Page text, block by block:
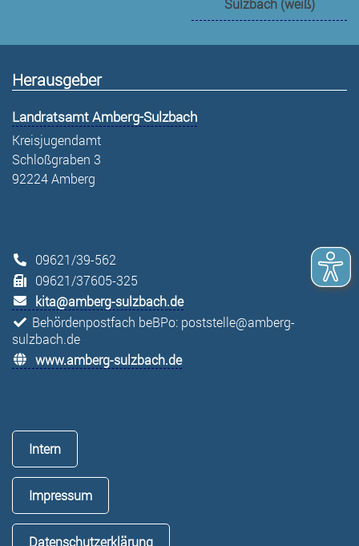
Herausgeber
Landratsamt Amberg-Sulzbach
Kreisjugendamt
Schloßgraben 3
92224 Amberg
09621/39-562
09621/37605-325
kita@amberg-sulzbach.de
Behördenpostfach beBPo: poststelle@amberg-
sulzbach.de
www.amberg-sulzbach.de
Intern
Impressum
Datenschutzerklärung